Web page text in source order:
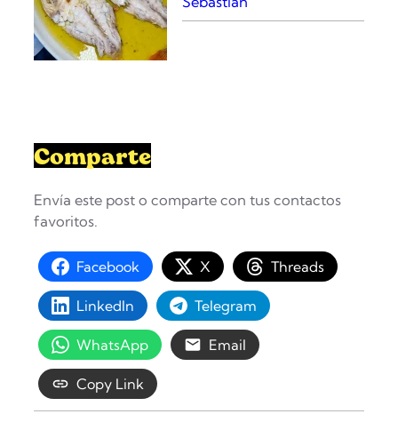
Comparte
Envía este post o comparte con tus contactos
favoritos.
Facebook X Threads
LinkedIn Telegram
WhatsApp Email
Copy Link